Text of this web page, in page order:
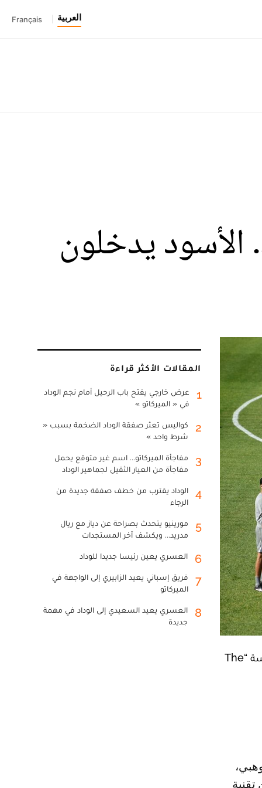
العربية Français
يدخلون
خاض المنتخب الوطني مساء الجمعة 5 يونيو 2026 ثاني حصة تدريبية له بالولايات المتحدة الأمريكية، على ملاعب مدرسة “The
المقالات الأكثر قراءة
1
عرض خارجي يفتح باب الرحيل أمام نجم الوداد
في « الميركاتو »
2
كواليس تعثر صفقة الوداد الضخمة بسبب «
شرط واحد »
3
مفاجأة الميركاتو... اسم غير متوقع يحمل
مفاجأة من العيار الثقيل لجماهير الوداد
4
الوداد يقترب من خطف صفقة جديدة من
الرجاء
5
مورينيو يتحدث بصراحة عن دياز مع ريال
مدريد... ويكشف آخر المستجدات
6 العسري يعين رئيسا جديدا للوداد
7
فريق إسباني يعيد الزابيري إلى الواجهة في
الميركاتو
8
العسري يعيد السعيدي إلى الوداد في مهمة
جديدة